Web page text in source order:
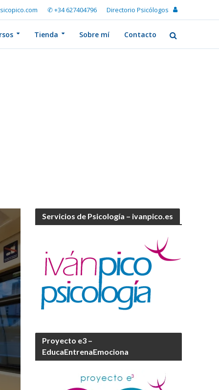
✆ +34 627404796 Directorio Psicólogos
Tienda Sobre mí Contacto
Servicios de Psicología – ivanpico.es
Proyecto e3 –
EducaEntrenaEmociona